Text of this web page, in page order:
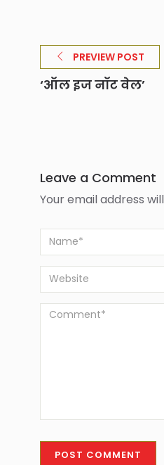
PREVIEW POST
‘ऑल इज नॉट वेल’
Leave a Comment
Your email address